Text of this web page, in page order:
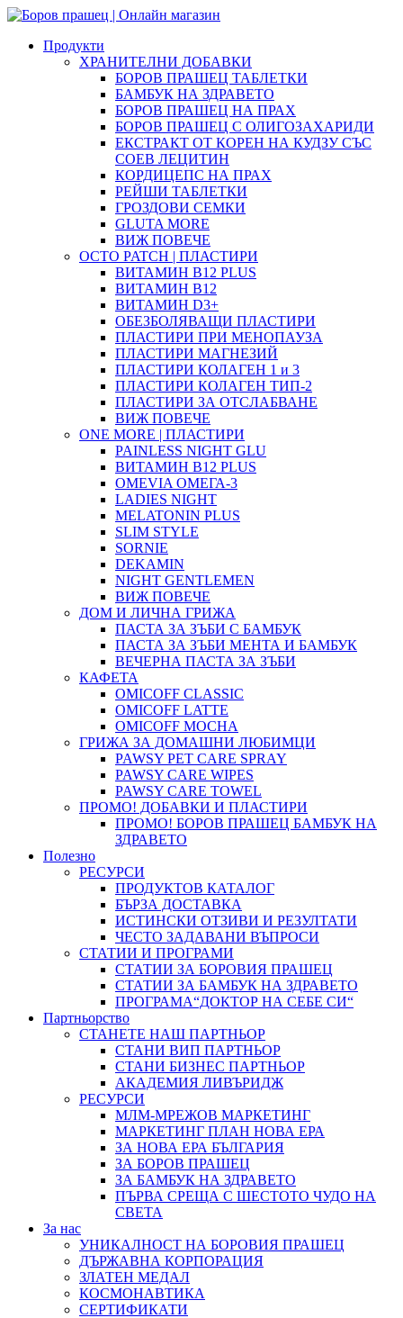
Продукти
ХРАНИТЕЛНИ ДОБАВКИ
БОРОВ ПРАШЕЦ ТАБЛЕТКИ
БАМБУК НА ЗДРАВЕТО
БОРОВ ПРАШЕЦ НА ПРАХ
БОРОВ ПРАШЕЦ С ОЛИГОЗАХАРИДИ
ЕКСТРАКТ ОТ КОРЕН НА КУДЗУ СЪС
СОЕВ ЛЕЦИТИН
КОРДИЦЕПС НА ПРАХ
РЕЙШИ ТАБЛЕТКИ
ГРОЗДОВИ СЕМКИ
GLUTA MORE
ВИЖ ПОВЕЧЕ
OCTO PATCH | ПЛАСТИРИ
ВИТАМИН B12 PLUS
ВИТАМИН B12
ВИТАМИН D3+
ОБЕЗБОЛЯВАЩИ ПЛАСТИРИ
ПЛАСТИРИ ПРИ МЕНОПАУЗА
ПЛАСТИРИ МАГНЕЗИЙ
ПЛАСТИРИ КОЛАГЕН 1 и 3
ПЛАСТИРИ КОЛАГЕН ТИП-2
ПЛАСТИРИ ЗА ОТСЛАБВАНЕ
ВИЖ ПОВЕЧЕ
ONE MORE | ПЛАСТИРИ
PAINLESS NIGHT GLU
ВИТАМИН B12 PLUS
ОMEVIA ОМЕГА-3
LADIES NIGHT
MELATONIN PLUS
SLIM STYLE
SORNIE
DEKAMIN
NIGHT GENTLEMEN
ВИЖ ПОВЕЧЕ
ДОМ И ЛИЧНА ГРИЖА
ПАСТА ЗА ЗЪБИ С БАМБУК
ПАСТА ЗА ЗЪБИ МЕНТА И БАМБУК
ВЕЧЕРНА ПАСТА ЗА ЗЪБИ
КАФЕТА
OMICOFF CLASSIC
OMICOFF LATTE
OMICOFF MOCHA
ГРИЖА ЗА ДОМАШНИ ЛЮБИМЦИ
PAWSY PET CARE SPRAY
PAWSY CARE WIPES
PAWSY CARE TOWEL
ПРОМО! ДОБАВКИ И ПЛАСТИРИ
ПРОМО! БОРОВ ПРАШЕЦ БАМБУК НА
ЗДРАВЕТО
Полезно
РЕСУРСИ
ПРОДУКТОВ КАТАЛОГ
БЪРЗА ДОСТАВКА
ИСТИНСКИ ОТЗИВИ И РЕЗУЛТАТИ
ЧЕСТО ЗАДАВАНИ ВЪПРОСИ
СТАТИИ И ПРОГРАМИ
СТАТИИ ЗА БОРОВИЯ ПРАШЕЦ
СТАТИИ ЗА БАМБУК НА ЗДРАВЕТО
ПРОГРАМА“ДОКТОР НА СЕБЕ СИ“
Партньорство
СТАНЕТЕ НАШ ПАРТНЬОР
СТАНИ ВИП ПАРТНЬОР
СТАНИ БИЗНЕС ПАРТНЬОР
АКАДЕМИЯ ЛИВЪРИДЖ
РЕСУРСИ
МЛМ-МРЕЖОВ МАРКЕТИНГ
МАРКЕТИНГ ПЛАН НОВА ЕРА
ЗА НОВА ЕРА БЪЛГАРИЯ
ЗА БОРОВ ПРАШЕЦ
ЗА БАМБУК НА ЗДРАВЕТО
ПЪРВА СРЕЩА С ШЕСТОТО ЧУДО НА
СВЕТА
За нас
УНИКАЛНОСТ НА БОРОВИЯ ПРАШЕЦ
ДЪРЖАВНА КОРПОРАЦИЯ
ЗЛАТЕН МЕДАЛ
КОСМОНАВТИКА
СЕРТИФИКАТИ